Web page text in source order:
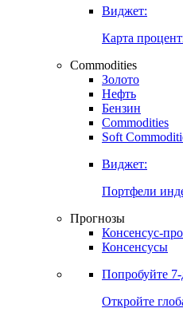
Виджет:
Карта
Commodities
Золото
Нефть
Бензин
Commodities
Soft
Виджет:
Портфели
Прогнозы
Консенсус-
Консенсусы
Попробуйте
Откройте